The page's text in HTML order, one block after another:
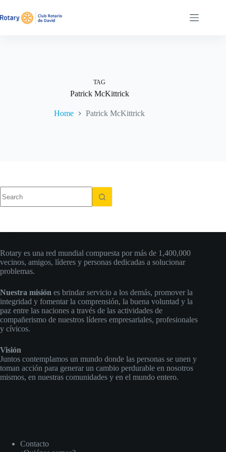
to
content
TAG
Patrick McKittrick
Home Patrick McKittrick
results
Rotary es una red mundial compuesta por más de 1,400,000
vecinos, amigos, líderes y personas dedicadas a solucionar
problemas.
Nuestra misión es brindar servicio a los demás, promover la
integridad y fomentar la comprensión, la buena voluntad y la
paz entre las naciones a través de las actividades de
compañerismo de nuestros líderes empresariales, profesionales
y cívicos.
Visión
Juntos contemplamos un mundo donde las personas se unen y
toman acción para generar un cambio perdurable en nosotros
mismos, en nuestras comunidades y en el mundo entero.
Contacto